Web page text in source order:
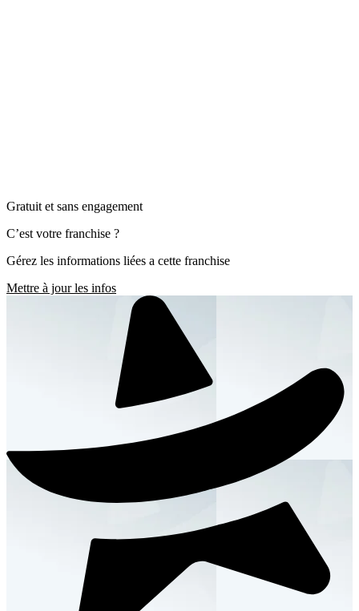
Gratuit et sans engagement
C’est votre franchise ?
Gérez les informations liées a cette franchise
Mettre à jour les infos